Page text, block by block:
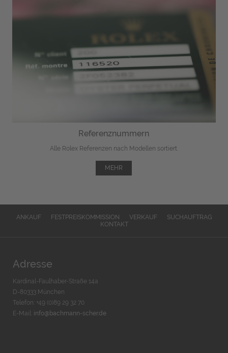
Referenznummern
Alle Rolex Referenzen nach Modellen sortiert.
MEHR
ANKAUF FESTPREISKOMMISSION VERKAUF
SUCHAUFTRAG
KONTAKT
Adresse
Kardinal-Faulhaber-Straße 14a
D-80333 München
Telefon: +49 (0)89 29 32 70
E-Mail: info@bachmann-scher.de